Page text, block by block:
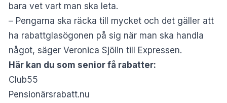
bara vet vart man ska leta.
– Pengarna ska räcka till mycket och det gäller att
ha rabattglasögonen på sig när man ska handla
något, säger Veronica Sjölin till Expressen.
Här kan du som senior få rabatter:
Club55
Pensionärsrabatt.nu